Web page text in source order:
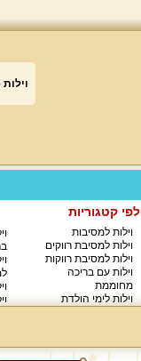
וילות
לפי קטגוריות
וילות למסיבות
וילות למסיבת רווקים
וילות למסיבת רווקות
וילות עם בריכה
מחוממת
וילות לימי הולדת